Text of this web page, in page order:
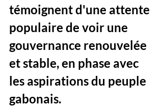
témoignent d'une attente
populaire de voir une
gouvernance renouvelée
et stable, en phase avec
les aspirations du peuple
gabonais.